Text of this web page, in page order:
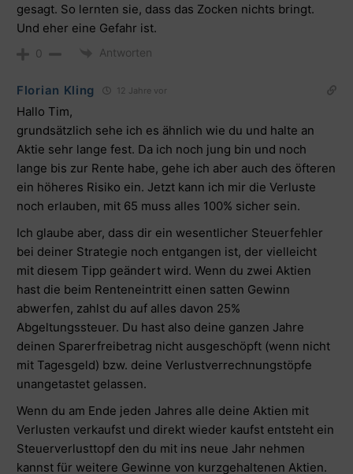
gesagt. So lernten sie, dass das Zocken nichts bringt.
Und eher eine Gefahr ist.
0 Antworten
Florian Kling 12 Jahre vor
Hallo Tim,
grundsätzlich sehe ich es ähnlich wie du und halte an
Aktie sehr lange fest. Da ich noch jung bin und noch
lange bis zur Rente habe, gehe ich aber auch des öfteren
ein höheres Risiko ein. Jetzt kann ich mir die Verluste
noch erlauben, mit 65 muss alles 100% sicher sein.
Ich glaube aber, dass dir ein wesentlicher Steuerfehler
bei deiner Strategie noch entgangen ist, der vielleicht
mit diesem Tipp geändert wird. Wenn du zwei Aktien
hast die beim Renteneintritt einen satten Gewinn
abwerfen, zahlst du auf alles davon 25%
Abgeltungssteuer. Du hast also deine ganzen Jahre
deinen Sparerfreibetrag nicht ausgeschöpft (wenn nicht
mit Tagesgeld) bzw. deine Verlustverrechnungstöpfe
unangetastet gelassen.
Wenn du am Ende jeden Jahres alle deine Aktien mit
Verlusten verkaufst und direkt wieder kaufst entsteht ein
Steuerverlusttopf den du mit ins neue Jahr nehmen
kannst für weitere Gewinne von kurzgehaltenen Aktien.